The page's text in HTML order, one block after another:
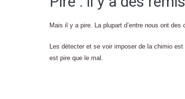
Mais il y a pire. La plupart d’entre nous ont
Les détecter et se voir imposer de la chimio
est pire que le mal.